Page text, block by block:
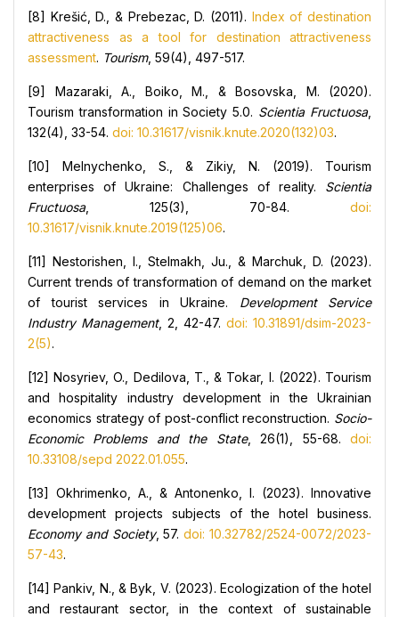
[8] Krešić, D., & Prebezac, D. (2011). Index of destination
attractiveness as a tool for destination attractiveness
assessment. Tourism, 59(4), 497-517.
[9] Mazaraki, A., Boiko, M., & Bosovska, M. (2020).
Tourism transformation in Society 5.0. Scientia Fructuosa,
132(4), 33-54. doi: 10.31617/visnik.knute.2020(132)03.
[10] Melnychenko, S., & Zikiy, N. (2019). Tourism
enterprises of Ukraine: Challenges of reality. Scientia
Fructuosa, 125(3), 70-84. doi:
10.31617/visnik.knute.2019(125)06.
[11] Nestorishen, I., Stelmakh, Ju., & Marchuk, D. (2023).
Current trends of transformation of demand on the market
of tourist services in Ukraine. Development Service
Industry Management, 2, 42-47. doi: 10.31891/dsim-2023-
2(5).
[12] Nosyriev, O., Dedilova, T., & Tokar, I. (2022). Tourism
and hospitality industry development in the Ukrainian
economics strategy of post-conflict reconstruction. Socio-
Economic Problems and the State, 26(1), 55-68.doi:
10.33108/sepd 2022.01.055.
[13] Okhrimenko, A., & Antonenko, I. (2023). Innovative
development projects subjects of the hotel business.
Economy and Society, 57.doi: 10.32782/2524-0072/2023-
57-43.
[14] Pankiv, N., & Byk, V. (2023). Ecologization of the hotel
and restaurant sector, in the context of sustainable